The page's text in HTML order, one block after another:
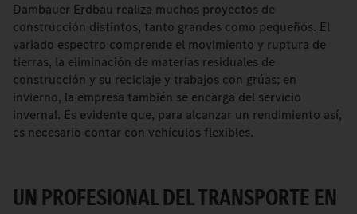
Dambauer Erdbau realiza muchos proyectos de
construcción distintos, tanto grandes como pequeños. El
variado espectro comprende el movimiento y ruptura de
tierras, la eliminación de materias residuales de
construcción y su reciclaje y trabajos con grúas; en
invierno, la empresa también se encarga del servicio
invernal. Es evidente que, para alcanzar un rendimiento así,
es necesario contar con vehículos flexibles.
UN PROFESIONAL DEL TRANSPORTE EN